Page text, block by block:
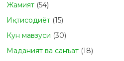
Жамият (54)
Иқтисодиёт (15)
Кун мавзуси (30)
Маданият ва санъат (18)